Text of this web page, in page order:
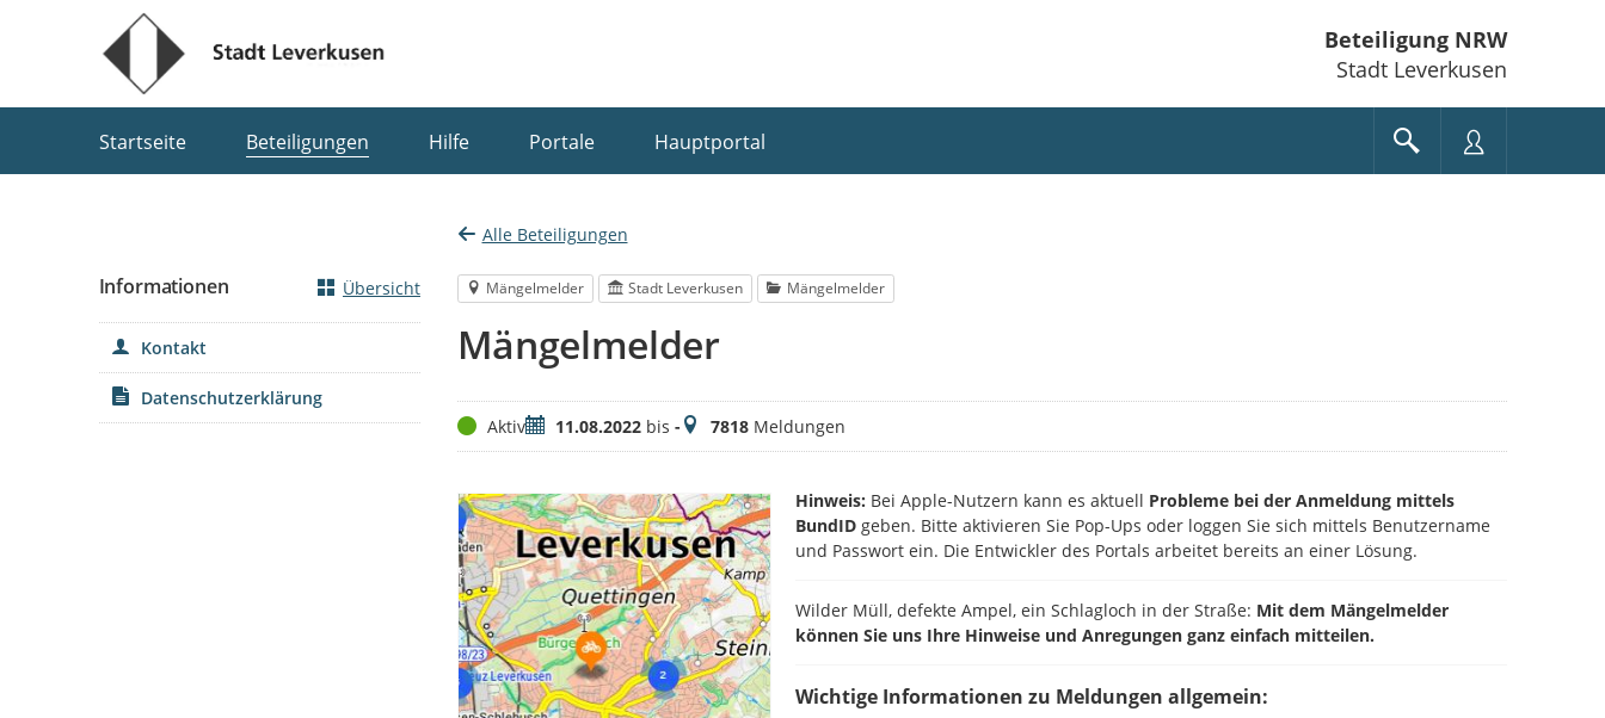
Beteiligung NRW
Stadt Leverkusen
Startseite Beteiligungen Hilfe Portale Hauptportal
Alle Beteiligungen
Mängelmelder Stadt Leverkusen Mängelmelder
Mängelmelder
StatusAktivZeitraum
11.08.2022bis -Meldungen
7818Meldungen
Hinweis: Bei Apple-Nutzern kann es aktuell Probleme bei der Anmeldung mittels
BundID geben. Bitte aktivieren Sie Pop-Ups oder loggen Sie sich mittels Benutzername
und Passwort ein. Die Entwickler des Portals arbeitet bereits an einer Lösung.
Wilder Müll, defekte Ampel, ein Schlagloch in der Straße: Mit dem Mängelmelder
können Sie uns Ihre Hinweise und Anregungen ganz einfach mitteilen.
Wichtige Informationen zu Meldungen allgemein:
Informationen Übersicht
Kontakt
Datenschutzerklärung